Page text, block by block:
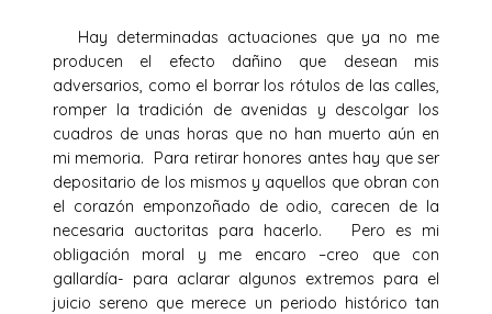
Hay determinadas actuaciones que ya no me
producen el efecto dañino que desean mis
adversarios, como el borrar los rótulos de las calles,
romper la tradición de avenidas y descolgar los
cuadros de unas horas que no han muerto aún en
mi memoria. Para retirar honores antes hay que ser
depositario de los mismos y aquellos que obran con
el corazón emponzoñado de odio, carecen de la
necesaria auctoritas para hacerlo. Pero es mi
obligación moral y me encaro –creo que con
gallardía- para aclarar algunos extremos para el
juicio sereno que merece un periodo histórico tan